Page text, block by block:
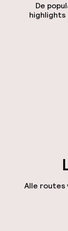
De
highlights
Alle routes